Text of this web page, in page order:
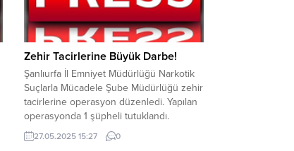
gerçekleştirdiği sosyal inceleme
sonucunda uygun bulunan vatandaşlara;
çocuklar ve yetişkinler...
Zehir Tacirlerine Büyük Darbe!
Şanlıurfa İl Emniyet Müdürlüğü Narkotik
Suçlarla Mücadele Şube Müdürlüğü zehir
tacirlerine operasyon düzenledi. Yapılan
operasyonda 1 şüpheli tutuklandı.
Narkotik Suçlarla Mücadele Şube
Müdürlüğü 24.05.2025 tarihinde
27.05.2025 15:27 0